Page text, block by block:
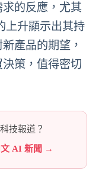
的反應，尤其
上升顯示出其持
產品的期望，
策，值得密切
技報道？
文 AI 新聞 →